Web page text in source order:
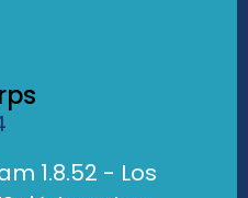
1.8.52 - Los